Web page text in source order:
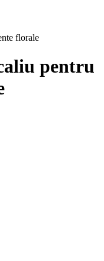
pentru